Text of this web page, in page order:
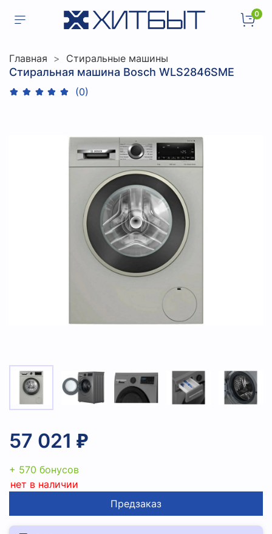
0
Главная Стиральные машины
Стиральная машина Bosch WLS2846SME
(0)
57 021 ₽
+ 570 бонусов
нет в наличии
Предзаказ